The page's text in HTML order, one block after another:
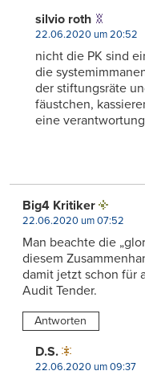
silvio roth
22.06.2020 um 20:52
nicht die PK sind
die
der stiftungsräte
fäustchen,
eine
Big4 Kritiker
22.06.2020 um 07:52
Man beachte die
diesem
damit jetzt schon für
Audit Tender.
Antworten
D.S.
22.06.2020 um 09:37